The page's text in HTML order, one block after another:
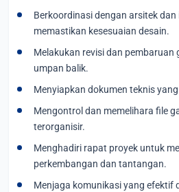
Berkoordinasi dengan arsitek
memastikan kesesuaian desain.
Melakukan revisi dan pembaruan
umpan balik.
Menyiapkan dokumen teknis
Mengontrol dan memelihara file
terorganisir.
Menghadiri rapat proyek untuk
perkembangan dan tantangan.
Menjaga komunikasi yang efektif